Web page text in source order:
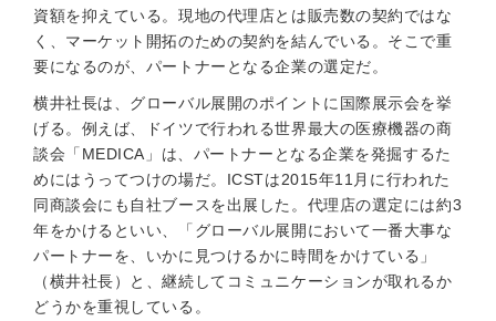
資額を抑えている。現地の代理店とは販売数の契約ではな
く、マーケット開拓のための契約を結んでいる。そこで重
要になるのが、パートナーとなる企業の選定だ。
横井社長は、グローバル展開のポイントに国際展示会を挙
げる。例えば、ドイツで行われる世界最大の医療機器の商
談会「MEDICA」は、パートナーとなる企業を発掘するた
めにはうってつけの場だ。ICSTは2015年11月に行われた
同商談会にも自社ブースを出展した。代理店の選定には約3
年をかけるといい、「グローバル展開において一番大事な
パートナーを、いかに見つけるかに時間をかけている」
（横井社長）と、継続してコミュニケーションが取れるか
どうかを重視している。